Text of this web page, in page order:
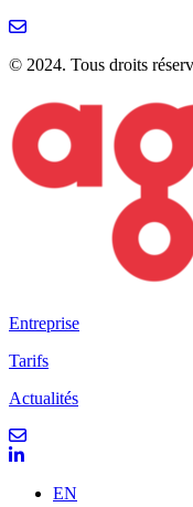
© 2024. Tous droits
Entreprise
Tarifs
Actualités
EN